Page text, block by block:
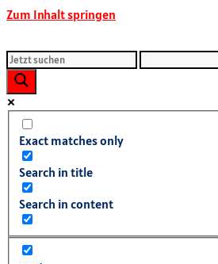
Zum Inhalt springen
Exact matches only
Search in title
Search in content